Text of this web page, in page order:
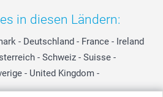
in diesen Ländern:
- Deutschland - France - Ireland
- Schweiz - Suisse -
- United Kingdom -